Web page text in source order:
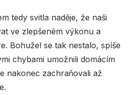
tedy svitla naděje, že naši
ve zlepšeném výkonu a
Bohužel se tak nestalo, spíše
chybami umožnili domácím
nakonec zachraňovali až